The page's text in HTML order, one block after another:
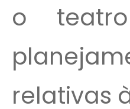
o
relativas